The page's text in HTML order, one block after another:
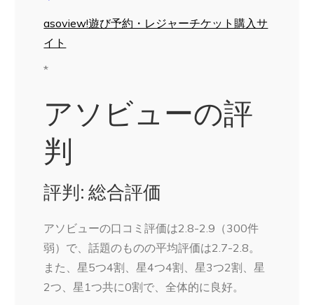
asoview!遊び予約・レジャーチケット購入サ
イト
*
アソビューの評
判
評判: 総合評価
アソビューの口コミ評価は2.8-2.9（300件
弱）で、話題のものの平均評価は2.7-2.8。
また、星5つ4割、星4つ4割、星3つ2割、星
2つ、星1つ共に0割で、全体的に良好。